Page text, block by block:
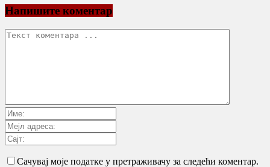
Напишите коментар
Сачувај моје податке у претраживачу за следећи коментар.